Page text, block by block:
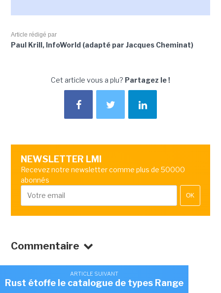
Article rédigé par
Paul Krill, InfoWorld (adapté par Jacques Cheminat)
Cet article vous a plu? Partagez le !
NEWSLETTER LMI
Recevez notre newsletter comme plus de 50000
abonnés
OK
Commentaire
ARTICLE SUIVANT
Rust étoffe le catalogue de types Range